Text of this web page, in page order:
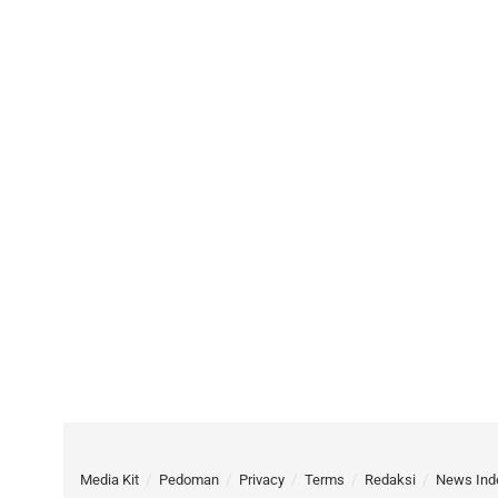
Media Kit Pedoman Privacy Terms Redaksi News